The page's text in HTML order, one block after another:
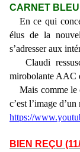
CARNET
En ce qui
élus de la
s’adresser aux
Claudi
mirobolante AAC
Mais comme le
c’est l’image
https://
BIEN REÇU